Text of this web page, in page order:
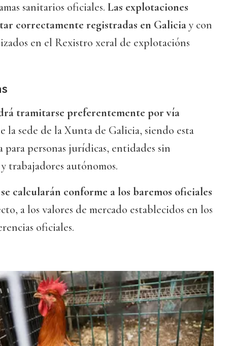
sanitarios oficiales. Las explotaciones
correctamente registradas en Galiciay con
en el Rexistro xeral de explotacións
tramitarse preferentemente por vía
la sede de la Xunta de Galicia, siendo esta
personas jurídicas, entidades sin
trabajadores autónomos.
calcularán conforme a los baremos oficiales
a los valores de mercado establecidos en los
oficiales.